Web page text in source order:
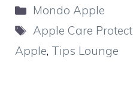
Categorie
Mondo Apple
Tag
Apple Care
Apple, Tips Lounge